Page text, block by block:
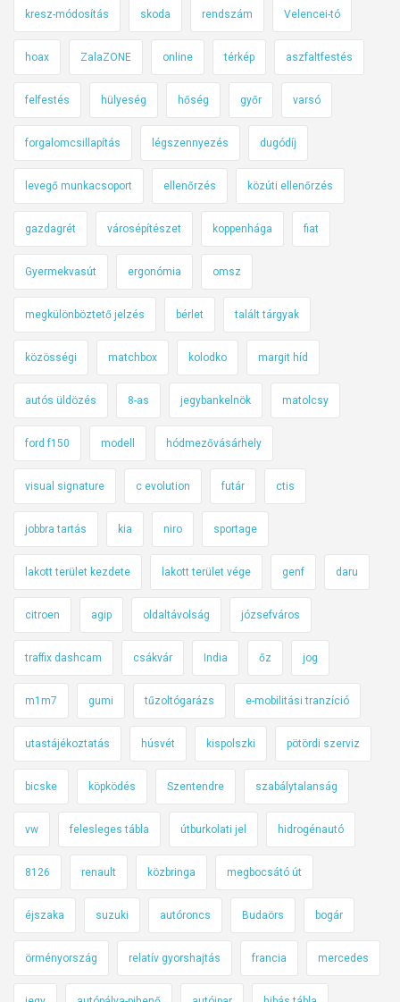
kresz-módosítás skoda rendszám Velencei-tó
hoax ZalaZONE online térkép aszfaltfestés
felfestés hülyeség hőség győr varsó
forgalomcsillapítás légszennyezés dugódíj
levegő munkacsoport ellenőrzés közúti ellenőrzés
gazdagrét városépítészet koppenhága fiat
Gyermekvasút ergonómia omsz
megkülönböztető jelzés bérlet talált tárgyak
közösségi matchbox kolodko margit híd
autós üldözés 8-as jegybankelnök matolcsy
ford f150 modell hódmezővásárhely
visual signature c evolution futár ctis
jobbra tartás kia niro sportage
lakott terület kezdete lakott terület vége genf daru
citroen agip oldaltávolság józsefváros
traffix dashcam csákvár India őz jog
m1m7 gumi tűzoltógarázs e-mobilitási tranzíció
utastájékoztatás húsvét kispolszki pötördi szerviz
bicske köpködés Szentendre szabálytalanság
vw felesleges tábla útburkolati jel hidrogénautó
8126 renault közbringa megbocsátó út
éjszaka suzuki autóroncs Budaörs bogár
örményország relatív gyorshajtás francia mercedes